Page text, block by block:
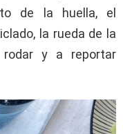
de la huella, el
la rueda de la
rodar y a reportar